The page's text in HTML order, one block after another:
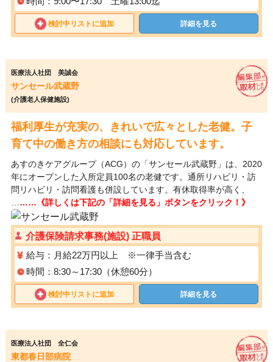
検討中リストに追加 詳細を見る
医療法人社団 美誠会
サンセール武蔵野
(介護老人保健施設)
福利厚生が充実の、きれいで広々とした老健。子
育て中の働き方の相談にも対応しています。
あすのきケアグループ（ACG）の「サンセール武蔵野」は、2020
年にオープンした入所定員100名の老健です。通所リハビリ・訪
問リハビリ・訪問看護も併設しています。有休取得率が高く、
……《詳しくは下記の「詳細を見る」ボタンをクリック！》
介護保険請求事務(施設) 正職員
給与：月給22万円以上 ※一律手当含む
時間：8:30～17:30（休憩60分）
検討中リストに追加 詳細を見る
医療法人社団 全仁会
東都春日部病院